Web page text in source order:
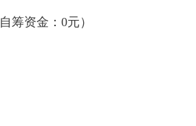
筹资金：0元）